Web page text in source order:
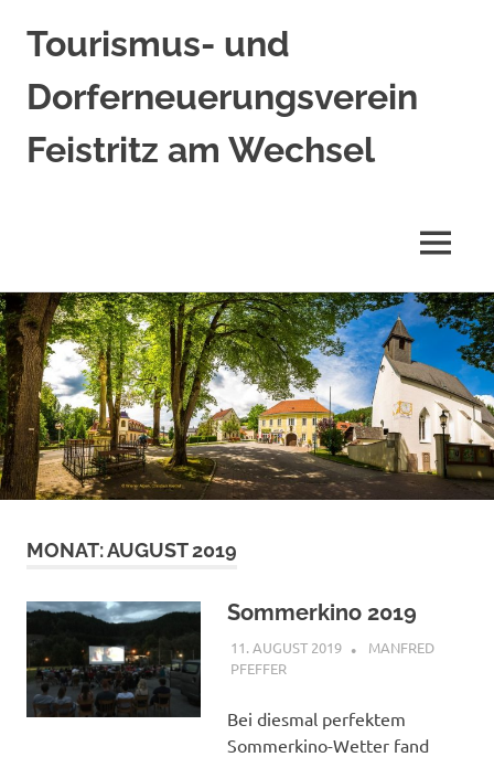
Zum
Inhalt
springen
Tourismus- und
Dorferneuerungsverein
Feistritz am Wechsel
MENÜ
MONAT:AUGUST 2019
Sommerkino 2019
11. AUGUST 2019
MANFRED
PFEFFERALLGEMEIN
Bei diesmal perfektem
Sommerkino-Wetter fand